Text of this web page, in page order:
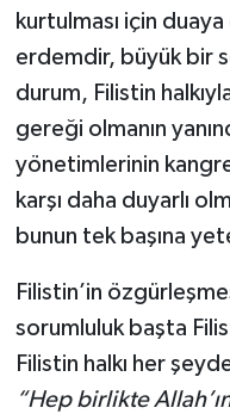
kurtulması için
erdemdir, büyük bir
durum, Filistin
gereği olmanın
yönetimlerinin
karşı daha duyarlı
bunun tek başına
Filistin’in
sorumluluk başta
Filistin halkı her
“Hep birlikte